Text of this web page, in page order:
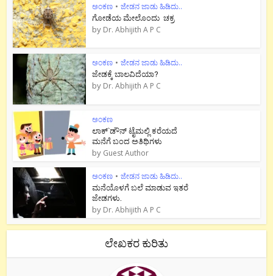
ಅಂಕಣ • ಜೇಡನ ಜಾಡು ಹಿಡಿದು..
ಗೋಡೆಯ ಮೇಲೊಂದು ಚಕ್ರ
by Dr. Abhijith A P C
ಅಂಕಣ • ಜೇಡನ ಜಾಡು ಹಿಡಿದು..
ಜೇಡಕ್ಕೆ ಬಾಲವಿದೆಯಾ?
by Dr. Abhijith A P C
ಅಂಕಣ
ಲಾಕ್`ಡೌನ್ ಟೈಮಲ್ಲಿ ಕರೆಯದೆ
ಮನೆಗೆ ಬಂದ ಅತಿಥಿಗಳು
by Guest Author
ಅಂಕಣ • ಜೇಡನ ಜಾಡು ಹಿಡಿದು..
ಮನೆಯೊಳಗೆ ಬಲೆ ಮಾಡುವ ಇತರೆ
ಜೇಡಗಳು.
by Dr. Abhijith A P C
ಲೇಖಕರ ಕುರಿತು